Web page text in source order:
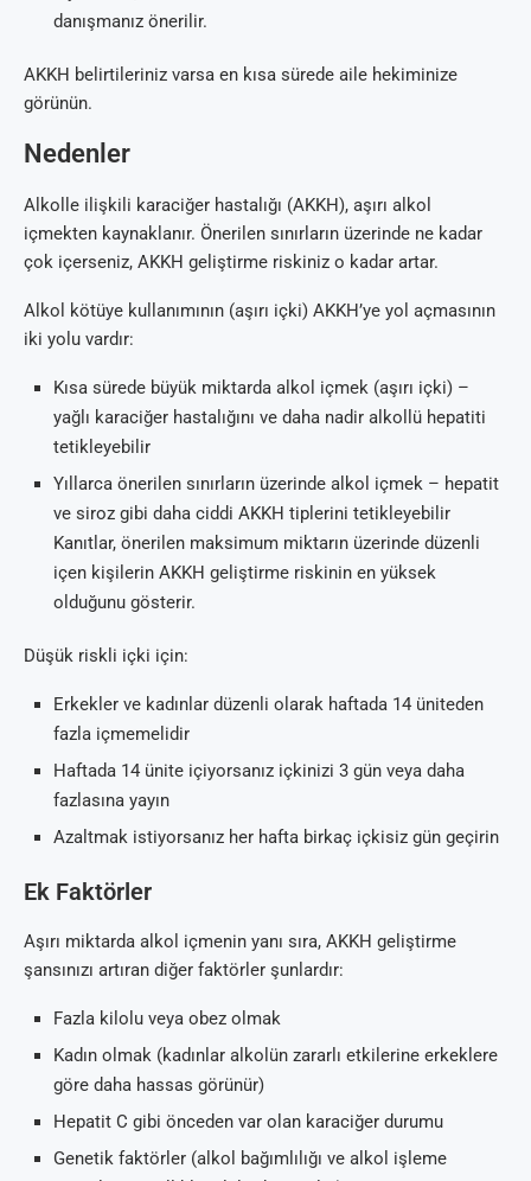
danışmanız önerilir.
AKKH belirtileriniz varsa en kısa sürede aile hekiminize
görünün.
Nedenler
Alkolle ilişkili karaciğer hastalığı (AKKH), aşırı alkol
içmekten kaynaklanır. Önerilen sınırların üzerinde ne kadar
çok içerseniz, AKKH geliştirme riskiniz o kadar artar.
Alkol kötüye kullanımının (aşırı içki) AKKH’ye yol açmasının
iki yolu vardır:
Kısa sürede büyük miktarda alkol içmek (aşırı içki) –
yağlı karaciğer hastalığını ve daha nadir alkollü hepatiti
tetikleyebilir
Yıllarca önerilen sınırların üzerinde alkol içmek – hepatit
ve siroz gibi daha ciddi AKKH tiplerini tetikleyebilir
Kanıtlar, önerilen maksimum miktarın üzerinde düzenli
içen kişilerin AKKH geliştirme riskinin en yüksek
olduğunu gösterir.
Düşük riskli içki için:
Erkekler ve kadınlar düzenli olarak haftada 14 üniteden
fazla içmemelidir
Haftada 14 ünite içiyorsanız içkinizi 3 gün veya daha
fazlasına yayın
Azaltmak istiyorsanız her hafta birkaç içkisiz gün geçirin
Ek Faktörler
Aşırı miktarda alkol içmenin yanı sıra, AKKH geliştirme
şansınızı artıran diğer faktörler şunlardır:
Fazla kilolu veya obez olmak
Kadın olmak (kadınlar alkolün zararlı etkilerine erkeklere
göre daha hassas görünür)
Hepatit C gibi önceden var olan karaciğer durumu
Genetik faktörler (alkol bağımlılığı ve alkol işleme